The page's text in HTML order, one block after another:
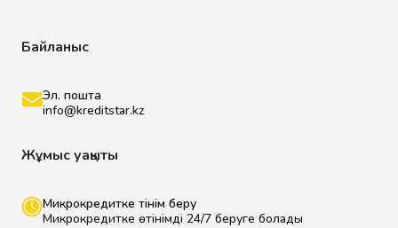
Байланыс
Эл. пошта
info@kreditstar.kz
Жұмыс уақыты
Микрокредитке өтінім беру
Микрокредитке өтінімді 24/7 беруге болады